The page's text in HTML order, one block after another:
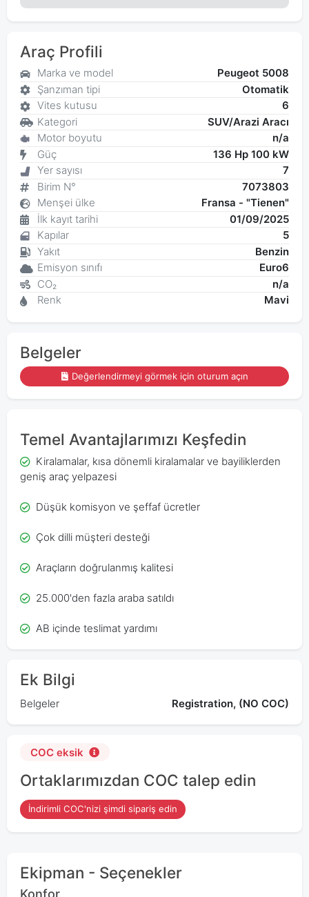
Araç Profili
Marka ve model
Peugeot 5008
Şanzıman tipi
Otomatik
Vites kutusu
6
Kategori
SUV/Arazi Aracı
Motor boyutu
n/a
Güç
136 Hp 100 kW
Yer sayısı
7
Birim N°
7073803
Menşei ülke
Fransa - "Tienen"
İlk kayıt tarihi
01/09/2025
Kapılar
5
Yakıt
Benzin
Emisyon sınıfı
Euro6
CO₂
n/a
Renk
Mavi
Belgeler
Değerlendirmeyi görmek için oturum açın
Temel Avantajlarımızı Keşfedin
Kiralamalar, kısa dönemli kiralamalar ve bayiliklerden
geniş araç yelpazesi
Düşük komisyon ve şeffaf ücretler
Çok dilli müşteri desteği
Araçların doğrulanmış kalitesi
25.000'den fazla araba satıldı
AB içinde teslimat yardımı
Ek Bilgi
Belgeler Registration, (NO COC)
COC eksik
Ortaklarımızdan COC talep edin
İndirimli COC'nizi şimdi sipariş edin
Ekipman - Seçenekler